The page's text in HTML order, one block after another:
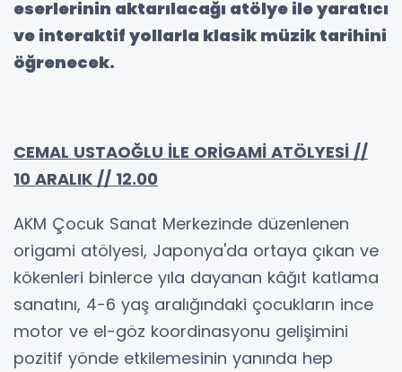
eserlerinin aktarılacağı atölye ile yaratıcı
ve interaktif yollarla klasik müzik tarihini
öğrenecek.
CEMAL USTAOĞLU İLE ORİGAMİ ATÖLYESİ //
10 ARALIK // 12.00
AKM Çocuk Sanat Merkezinde düzenlenen
origami atölyesi, Japonya'da ortaya çıkan ve
kökenleri binlerce yıla dayanan kâğıt katlama
sanatını, 4-6 yaş aralığındaki çocukların ince
motor ve el-göz koordinasyonu gelişimini
pozitif yönde etkilemesinin yanında hep